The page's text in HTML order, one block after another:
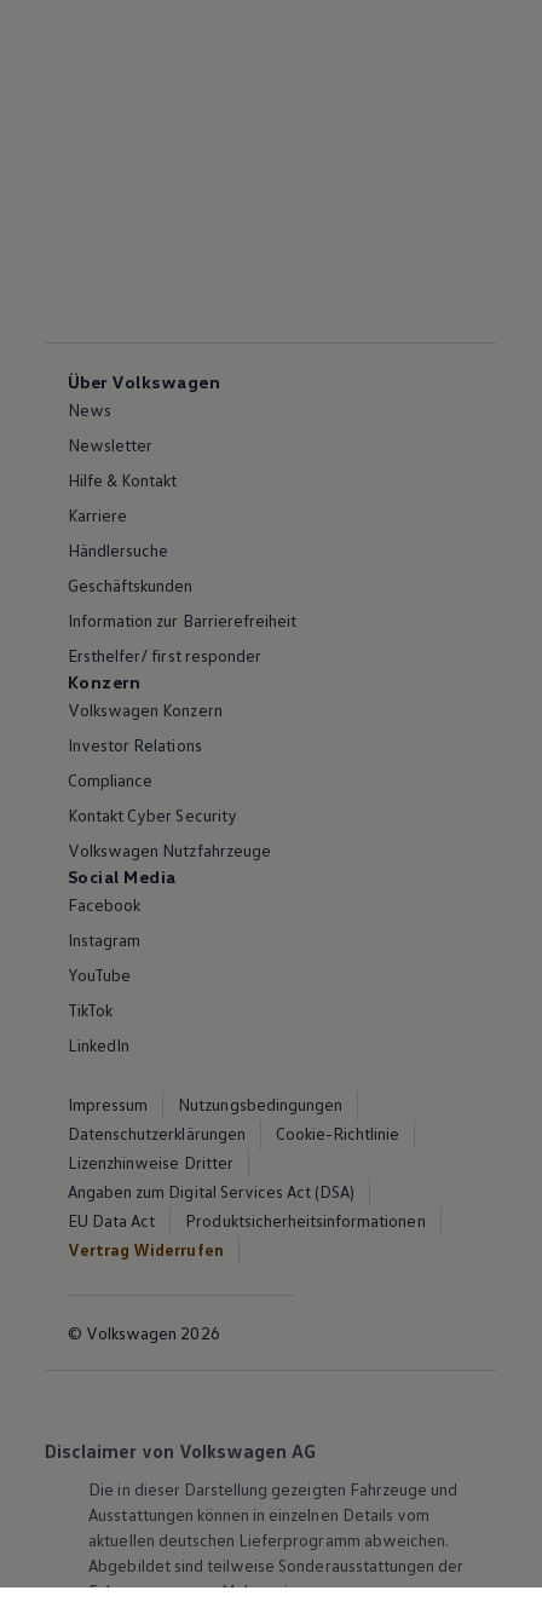
Über Volkswagen
News
Newsletter
Hilfe & Kontakt
Karriere
Händlersuche
Geschäftskunden
Information zur Barrierefreiheit
Ersthelfer/ first responder
Konzern
Volkswagen Konzern
Investor Relations
Compliance
Kontakt Cyber Security
Volkswagen Nutzfahrzeuge
Social Media
Facebook
Instagram
YouTube
TikTok
LinkedIn
Impressum
Nutzungsbedingungen
Datenschutzerklärungen
Cookie-Richtlinie
Lizenzhinweise Dritter
Angaben zum Digital Services Act (DSA)
EU Data Act
Produktsicherheitsinformationen
Vertrag Widerrufen
© Volkswagen 2026
Disclaimer von Volkswagen AG
Die in dieser Darstellung gezeigten Fahrzeuge und
Ausstattungen können in einzelnen Details vom
aktuellen deutschen Lieferprogramm abweichen.
Abgebildet sind teilweise Sonderausstattungen der
Fahrzeuge gegen Mehrpreis.